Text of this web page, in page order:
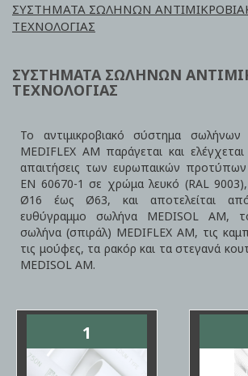
ΣΥΣΤΗΜΑΤΑ ΣΩΛΗΝΩΝ
ΤΕΧΝΟΛΟΓΙΑΣ
ΣΥΣΤΗΜΑΤΑ ΣΩΛΗΝΩΝ
ΤΕΧΝΟΛΟΓΙΑΣ
Το αντιμικροβιακό σύστημα
MEDIFLEX ΑΜ παράγεται και
απαιτήσεις των ευρωπαικών
ΕΝ 60670-1 σε χρώμα λευκό (RAL 9003),
Ø16 έως Ø63, και αποτελείται
ευθύγραμμο σωλήνα MEDISOL ΑΜ,
σωλήνα (σπιράλ) MEDIFLEX ΑΜ, τις
τις μούφες, τα ρακόρ και τα στεγανά
MEDISOL ΑΜ.
1